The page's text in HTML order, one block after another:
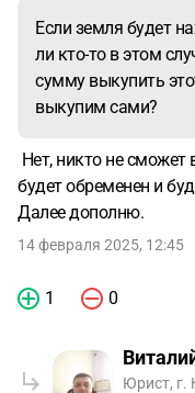
Если земля будет
ли кто-то в этом
сумму выкупить
выкупим сами?
Нет, никто не сможет
будет обременен и
Далее дополню.
14 февраля 2025, 12:45
1 0
Юрист, г.